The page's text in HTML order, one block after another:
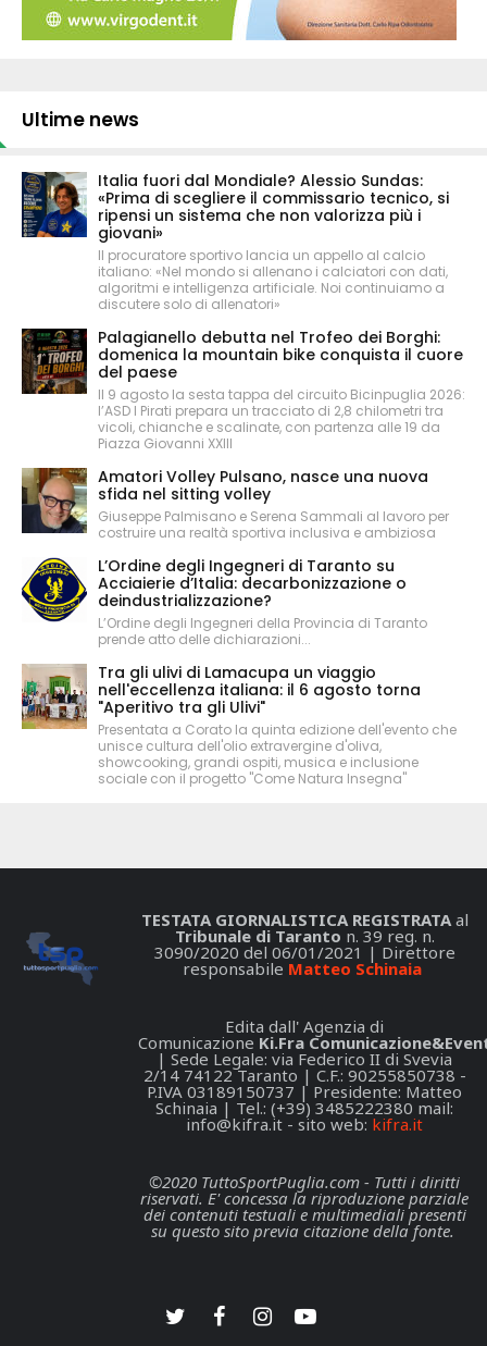
Ultime news
Italia fuori dal Mondiale? Alessio Sundas:
«Prima di scegliere il commissario tecnico, si
ripensi un sistema che non valorizza più i
giovani»
Il procuratore sportivo lancia un appello al calcio
italiano: «Nel mondo si allenano i calciatori con dati,
algoritmi e intelligenza artificiale. Noi continuiamo a
discutere solo di allenatori»
Palagianello debutta nel Trofeo dei Borghi:
domenica la mountain bike conquista il cuore
del paese
Il 9 agosto la sesta tappa del circuito Bicinpuglia 2026:
l’ASD I Pirati prepara un tracciato di 2,8 chilometri tra
vicoli, chianche e scalinate, con partenza alle 19 da
Piazza Giovanni XXIII
Amatori Volley Pulsano, nasce una nuova
sfida nel sitting volley
Giuseppe Palmisano e Serena Sammali al lavoro per
costruire una realtà sportiva inclusiva e ambiziosa
L’Ordine degli Ingegneri di Taranto su
Acciaierie d’Italia: decarbonizzazione o
deindustrializzazione?
L’Ordine degli Ingegneri della Provincia di Taranto
prende atto delle dichiarazioni...
Tra gli ulivi di Lamacupa un viaggio
nell'eccellenza italiana: il 6 agosto torna
"Aperitivo tra gli Ulivi"
Presentata a Corato la quinta edizione dell'evento che
unisce cultura dell'olio extravergine d'oliva,
showcooking, grandi ospiti, musica e inclusione
sociale con il progetto "Come Natura Insegna"
TESTATA GIORNALISTICA REGISTRATAal
Tribunale di Taranto n. 39 reg. n.
3090/2020 del 06/01/2021 | Direttore
responsabile Matteo Schinaia
Edita dall' Agenzia di
Comunicazione Ki.Fra
| Sede Legale: via Federico II di Svevia
2/14 74122 Taranto | C.F.: 90255850738 -
P.IVA 03189150737 | Presidente: Matteo
Schinaia | Tel.: (+39) 3485222380 mail:
info@kifra.it - sito web: kifra.it
©2020 TuttoSportPuglia.com - Tutti i diritti
riservati. E' concessa la riproduzione parziale
dei contenuti testuali e multimediali presenti
su questo sito previa citazione della fonte.